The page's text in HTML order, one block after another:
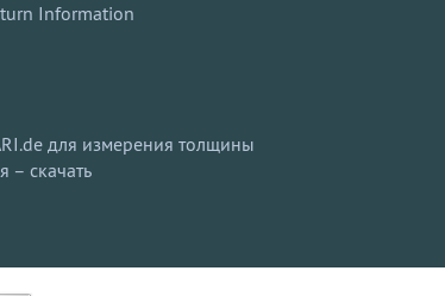
Information
для измерения толщины
– скачать